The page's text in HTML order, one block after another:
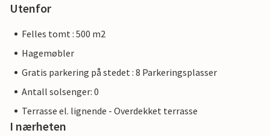
Utenfor
Felles tomt : 500 m2
Hagemøbler
Gratis parkering på stedet : 8 Parkeringsplasser
Antall solsenger: 0
Terrasse el. lignende - Overdekket terrasse
I nærheten